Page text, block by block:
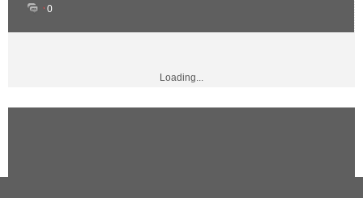
0
Loading...